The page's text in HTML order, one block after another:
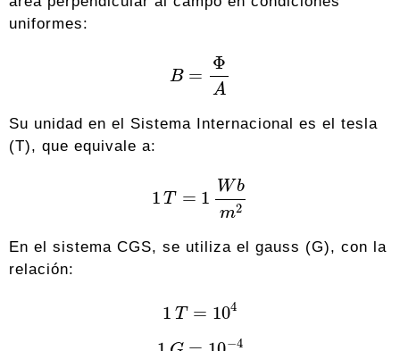
uniformes:
ΦA
Su unidad en el Sistema Internacional es el tesla
(T), que equivale a:
bm2
En el sistema CGS, se utiliza el gauss (G), con la
relación:
1T 104
1 G 10−4